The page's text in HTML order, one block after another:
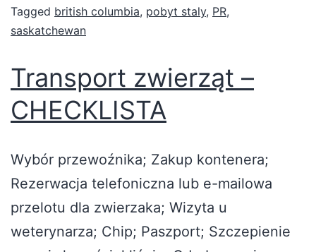
Tagged british columbia, pobyt staly, PR,
saskatchewan
Transport zwierząt –
CHECKLISTA
Wybór przewoźnika; Zakup kontenera;
Rezerwacja telefoniczna lub e-mailowa
przelotu dla zwierzaka; Wizyta u
weterynarza; Chip; Paszport; Szczepienie